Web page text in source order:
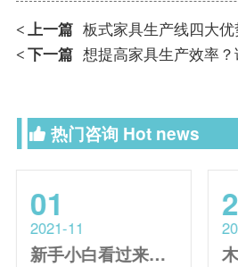
< 上一篇 板式家具生产线四大优
< 下一篇 想提高家具生产效率？
热门咨询 Hot news
01
2021-11
新手小白看过来！数控六面钻操作入门教学